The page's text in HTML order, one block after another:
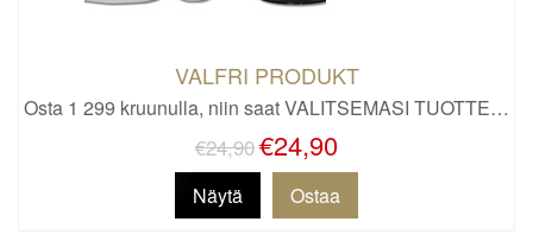
VALFRI PRODUKT
Osta 1 299 kruunulla, niin saat VALITSEMASI TUOTTE…
€24,90€24,90
Näytä